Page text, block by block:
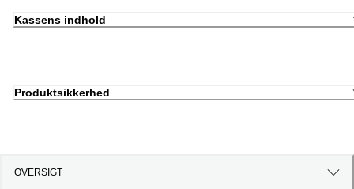
Kassens indhold
Produktsikkerhed
OVERSIGT